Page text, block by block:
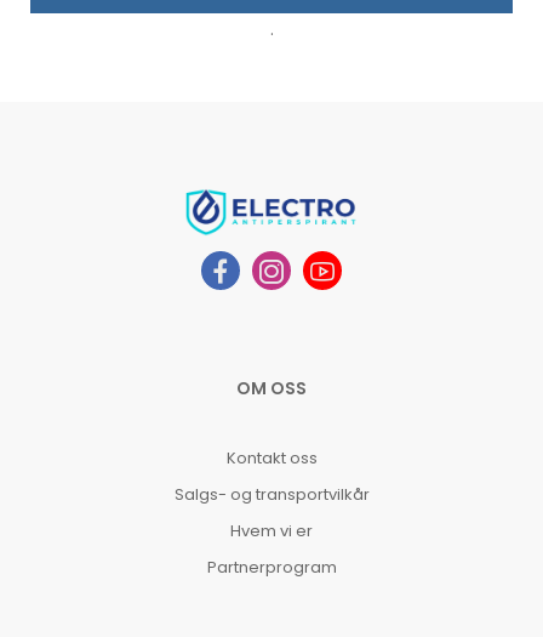
.
OM OSS
Kontakt oss
Salgs- og transportvilkår
Hvem vi er
Partnerprogram